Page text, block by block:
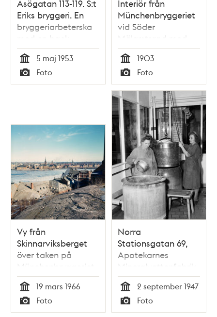
Åsögatan 113-119. S:t
Eriks bryggeri. En
bryggeriarbeterska
med en back
jubileumsöl
Tid
5 maj 1953
Typ
Foto
Interiör från
Münchenbryggeriet
vid Söder
Mälarstrand med
rullbord med så
kallade 100-korgar
med ölflaskor.
Tid
1903
Typ
Foto
Vy från
Skinnarviksberget
över taken på
Münchenbryggeriet
mot Riddarholmen
Tid
19 mars 1966
Typ
Foto
Norra
Stationsgatan 69,
Apotekarnes
Mineralvattenfabrik.
Två kvinnor tillverkar
läsk
Tid
2 september 1947
Typ
Foto